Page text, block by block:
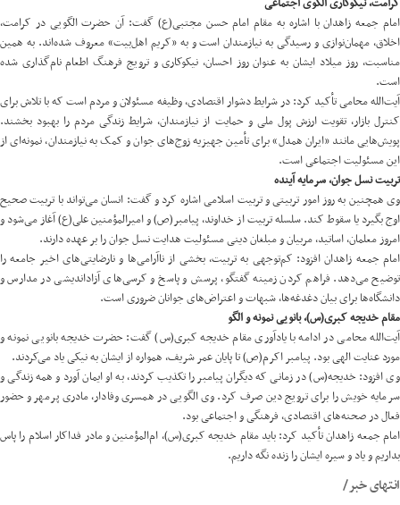
امام جمعه زاهدان با اشاره به مقام امام حسن مجتبی(ع) گفت: آن حضرت الگویی در کرامت،
اخلاق، مهمان‌نوازی و رسیدگی به نیازمندان است و به «کریم اهل‌بیت» معروف شده‌اند. به همین
مناسبت، روز میلاد ایشان به عنوان روز احسان، نیکوکاری و ترویج فرهنگ اطعام نام‌گذاری شده
است.
آیت‌الله محامی تأکید کرد: در شرایط دشوار اقتصادی، وظیفه مسئولان و مردم است که با تلاش برای
کنترل بازار، تقویت ارزش پول ملی و حمایت از نیازمندان، شرایط زندگی مردم را بهبود بخشند.
پویش‌هایی مانند «ایران همدل» برای تأمین جهیزیه زوج‌های جوان و کمک به نیازمندان، نمونه‌ای از
این مسئولیت اجتماعی است.
تربیت نسل جوان، سرمایه آینده
وی همچنین به روز امور تربیتی و تربیت اسلامی اشاره کرد و گفت: انسان می‌تواند با تربیت صحیح
اوج بگیرد یا سقوط کند. سلسله تربیت از خداوند، پیامبر(ص) و امیرالمؤمنین علی(ع) آغاز می‌شود و
امروز معلمان، اساتید، مربیان و مبلغان دینی مسئولیت هدایت نسل جوان را بر عهده دارند.
امام جمعه زاهدان افزود: کم‌توجهی به تربیت، بخشی از ناآرامی‌ها و نارضایتی‌های اخیر جامعه را
توضیح می‌دهد. فراهم کردن زمینه گفتگو، پرسش و پاسخ و کرسی‌های آزاداندیشی در مدارس و
دانشگاه‌ها برای بیان دغدغه‌ها، شبهات و اعتراض‌های جوانان ضروری است.
مقام خدیجه کبری(س)، بانویی نمونه و الگو
آیت‌الله محامی در ادامه با یادآوری مقام خدیجه کبری(س) گفت: حضرت خدیجه بانویی نمونه و
مورد عنایت الهی بود. پیامبر اکرم(ص) تا پایان عمر شریف، همواره از ایشان به نیکی یاد می‌کردند.
وی افزود: خدیجه(س) در زمانی که دیگران پیامبر را تکذیب کردند، به او ایمان آورد و همه زندگی و
سرمایه خویش را برای ترویج دین صرف کرد. وی الگویی در همسری وفادار، مادری پرمهر و حضور
فعال در صحنه‌های اقتصادی، فرهنگی و اجتماعی بود.
امام جمعه زاهدان تأکید کرد: باید مقام خدیجه کبری(س)، ام‌المؤمنین و مادر فداکار اسلام را پاس
بداریم و یاد و سیره ایشان را زنده نگه داریم.
انتهای خبر/